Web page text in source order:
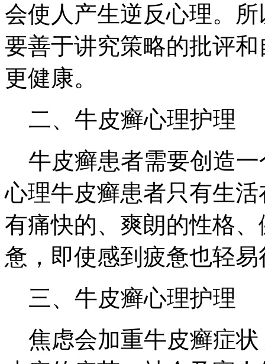
会使人产生逆反心理。
要善于讲究策略的批评
更健康。
二、牛皮癣心理护理
牛皮癣患者需要创造一
心理牛皮癣患者只有生
有痛快的、爽朗的性格
惫，即使感到疲惫也轻
三、牛皮癣心理护理
焦虑会加重牛皮癣症状